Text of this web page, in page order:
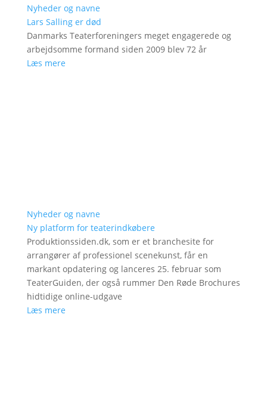
Nyheder og navne
Lars Salling er død
Danmarks Teaterforeningers meget engagerede og
arbejdsomme formand siden 2009 blev 72 år
Læs mere
Nyheder og navne
Ny platform for teaterindkøbere
Produktionssiden.dk, som er et branchesite for
arrangører af professionel scenekunst, får en
markant opdatering og lanceres 25. februar som
TeaterGuiden, der også rummer Den Røde Brochures
hidtidige online-udgave
Læs mere